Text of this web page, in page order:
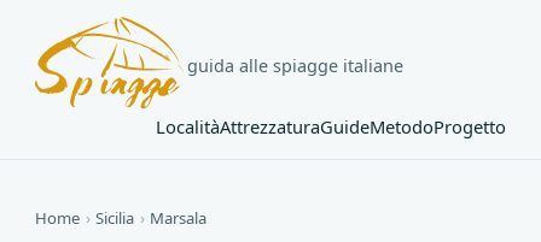
guida alle spiagge italiane
LocalitàAttrezzaturaGuideMetodoProgetto
Home › Sicilia › Marsala